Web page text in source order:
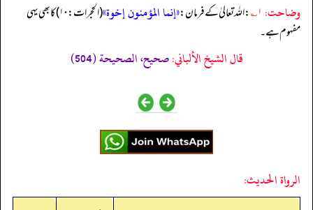
وضاحت: ۱؎ : اللہ تعالیٰ کے فرمان:«إنما المؤمنون إخوة»
(الحجرات: ۱۰) کا بھی یہی
مفہوم ہے۔
قال الشيخ الألباني:صحيح، الصحيحة (504)
الرواة الحديث: